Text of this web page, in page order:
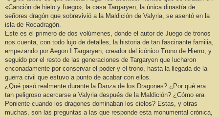
j
«Canción de hielo y fuego», la casa Targaryen, la única dinastía de
señores dragón que sobrevivió a la Maldición de Valyria, se asentó en la
isla de Rocadragón.
Este es el primero de dos volúmenes, donde el autor de Juego de tronos
nos cuenta, con todo lujo de detalles, la historia de tan fascinante familia,
empezando por Aegon I Targaryen, creador del icónico Trono de Hierro, y
seguido por el resto de las generaciones de Targaryen que lucharon
enconadamente por conservar el poder y el trono, hasta la llegada de la
guerra civil que estuvo a punto de acabar con ellos.
¿Qué pasó realmente durante la Danza de los Dragones? ¿Por qué era
tan peligroso acercarse a Valyria después de la Maldición? ¿Cómo era
Poniente cuando los dragones dominaban los cielos? Estas, y otras
muchas, son las preguntas a las que responde esta monumental crónica,